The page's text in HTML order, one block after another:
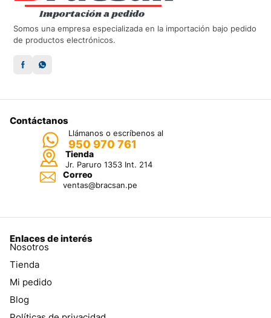
Somos una empresa especializada en la importación bajo pedido
de productos electrónicos.
Contáctanos
Llámanos o escríbenos al
950 970 761
Tienda
Jr. Paruro 1353 Int. 214
Correo
ventas@bracsan.pe
Enlaces de interés
Nosotros
Tienda
Mi pedido
Blog